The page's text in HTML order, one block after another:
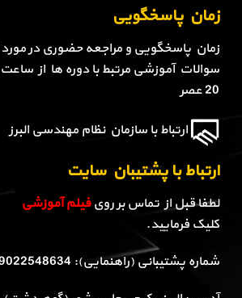
زمان پاسخگویی
زمان پاسخگویی و مراجعه حضوری در
20 عصر
ارتباط با سازمان نظام مهندسی البرز
ارتباط با پشتیبان سایت
لطفا قبل از تماس بر رویفیلم آموزشی
کلیک فرمایید.
شماره پشتیبانی (راهنمایی): 09022548634